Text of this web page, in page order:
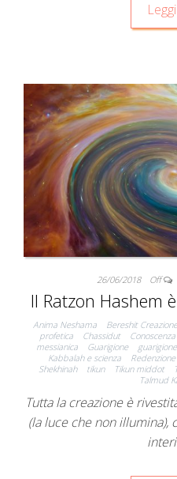
26/06/2018 Off
Il Ratzon Hashem
Anima Neshama Bereshit Creazione
profetica
Chassidut
messianica
Guarigione
Kabbalah e scienza
Shekhinah
tikun Tikun middot
Talmud
Tutta la creazione è
(la luce che non illumina),